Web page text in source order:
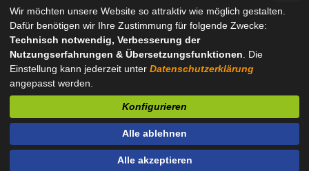
Samstag
(Mai-
September)
17.00
09.00-
12.00
18.00
und nach Vereinbarung
Kontakt Impressum Datenschutz Barrierefreiheit
Sitemap
Wir möchten unsere Website so attraktiv wie möglich gestalten.
Dafür benötigen wir Ihre Zustimmung für folgende Zwecke:
Technisch notwendig, Verbesserung der
Nutzungserfahrungen & Übersetzungsfunktionen. Die
Einstellung kann jederzeit unter Datenschutzerklärung
angepasst werden.
Konfigurieren
Alle ablehnen
Alle akzeptieren